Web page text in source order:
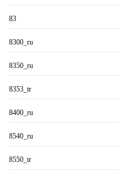
83
8300_ru
8350_ru
8353_tr
8400_ru
8540_ru
8550_tr